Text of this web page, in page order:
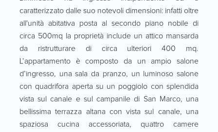
caratterizzato dalle suo notevoli dimensioni: infatti oltre
all'unità abitativa posta al secondo piano nobile di
circa 500mq la proprietà include un attico mansarda
da ristrutturare di circa ulteriori 400 mq.
L’appartamento è composto da un ampio salone
d’ingresso, una sala da pranzo, un luminoso salone
con quadrifora aperta su un poggiolo con splendida
vista sul canale e sul campanile di San Marco, una
bellissima terrazza altana con vista sul canale, una
spaziosa cucina accessoriata, quattro camere